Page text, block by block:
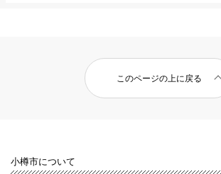
このページの上に戻る
小樽市について